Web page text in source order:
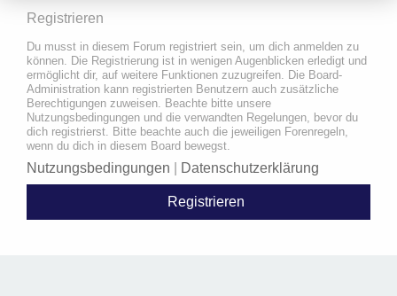
Registrieren
Du musst in diesem Forum registriert sein, um dich anmelden zu
können. Die Registrierung ist in wenigen Augenblicken erledigt und
ermöglicht dir, auf weitere Funktionen zuzugreifen. Die Board-
Administration kann registrierten Benutzern auch zusätzliche
Berechtigungen zuweisen. Beachte bitte unsere
Nutzungsbedingungen und die verwandten Regelungen, bevor du
dich registrierst. Bitte beachte auch die jeweiligen Forenregeln,
wenn du dich in diesem Board bewegst.
Nutzungsbedingungen Datenschutzerklärung
Registrieren